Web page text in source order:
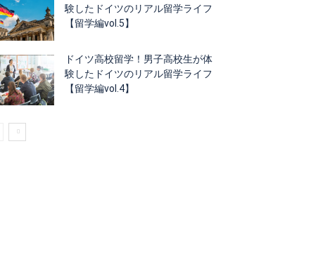
験したドイツのリアル留学ライフ
【留学編vol.5】
ドイツ高校留学！男子高校生が体
験したドイツのリアル留学ライフ
【留学編vol.4】